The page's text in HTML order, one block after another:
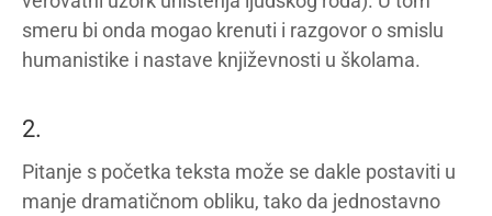
smeru bi onda mogao krenuti i razgovor o smislu
humanistike i nastave književnosti u školama.
2.
Pitanje s početka teksta može se dakle postaviti u
manje dramatičnom obliku, tako da jednostavno